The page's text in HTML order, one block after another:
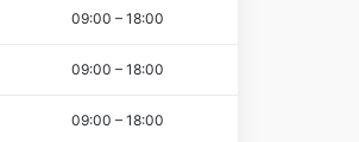
09:00 – 18:00
09:00 – 18:00
09:00 – 18:00